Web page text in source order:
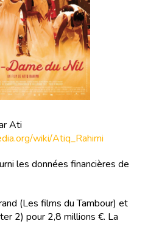
Ati
wiki/Atiq_Rahimi
les données financières de
(Les films du Tambour) et
2) pour 2,8 millions €. La